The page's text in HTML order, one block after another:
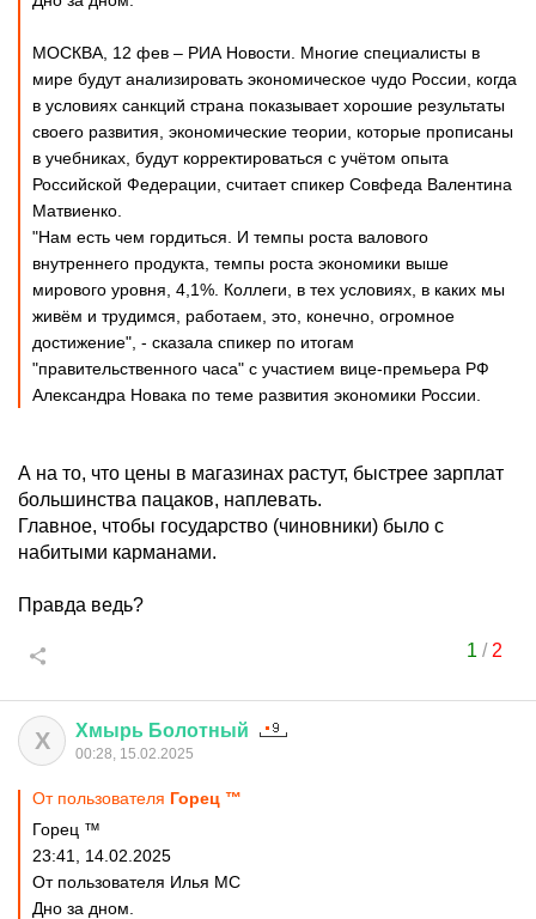
МОСКВА, 12 фев – РИА Новости. Многие специалисты в
мире будут анализировать экономическое чудо России, когда
в условиях санкций страна показывает хорошие результаты
своего развития, экономические теории, которые прописаны
в учебниках, будут корректироваться с учётом опыта
Российской Федерации, считает спикер Совфеда Валентина
Матвиенко.
"Нам есть чем гордиться. И темпы роста валового
внутреннего продукта, темпы роста экономики выше
мирового уровня, 4,1%. Коллеги, в тех условиях, в каких мы
живём и трудимся, работаем, это, конечно, огромное
достижение", - сказала спикер по итогам
"правительственного часа" с участием вице-премьера РФ
Александра Новака по теме развития экономики России.
А на то, что цены в магазинах растут, быстрее зарплат
большинства пацаков, наплевать.
Главное, чтобы государство (чиновники) было с
набитыми карманами.
Правда ведь?
1 / 2
Х Хмырь Болотный
00:28, 15.02.2025
От пользователя Горец ™
Горец ™
23:41, 14.02.2025
От пользователя Илья MC
Дно за дном.